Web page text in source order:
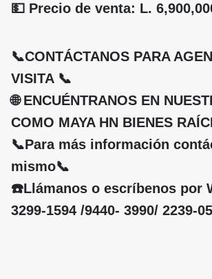
💵 Precio de venta: L.
📞CONTÁCTANOS PARA
VISITA 📞
🌐 ENCUÉNTRANOS EN
COMO MAYA HN BIENES
📞Para más información
mismo📞
☎️Llámanos o escríbenos por
3299-1594 /9440- 3990/ 2239-